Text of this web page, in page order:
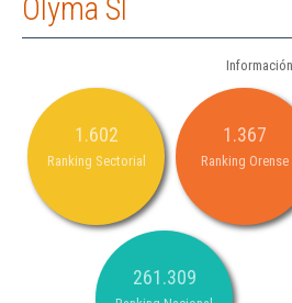
Olyma Sl
1.602
Ranking Sectorial
1.367
Ranking Orense
261.309